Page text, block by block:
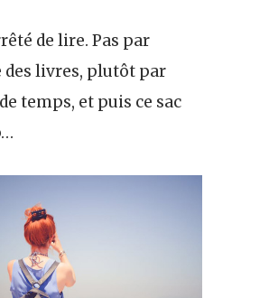
de lire. Pas par
des livres, plutôt par
temps, et puis ce sac